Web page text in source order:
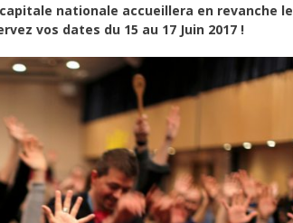
nationale accueillera en revanche le
vos dates du 15 au 17 Juin 2017 !